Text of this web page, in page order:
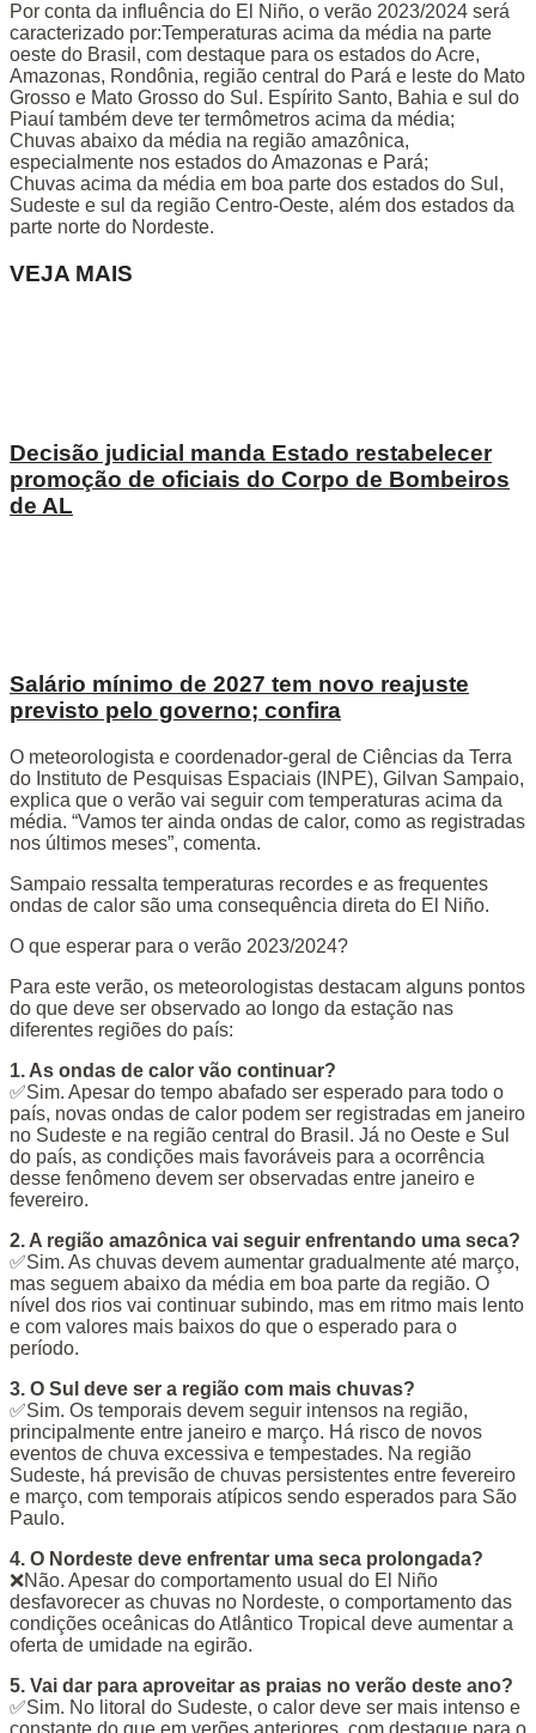
Por conta da influência do El Niño, o verão 2023/2024 será
caracterizado por:Temperaturas acima da média na parte
oeste do Brasil, com destaque para os estados do Acre,
Amazonas, Rondônia, região central do Pará e leste do Mato
Grosso e Mato Grosso do Sul. Espírito Santo, Bahia e sul do
Piauí também deve ter termômetros acima da média;
Chuvas abaixo da média na região amazônica,
especialmente nos estados do Amazonas e Pará;
Chuvas acima da média em boa parte dos estados do Sul,
Sudeste e sul da região Centro-Oeste, além dos estados da
parte norte do Nordeste.
VEJA MAIS
Decisão judicial manda Estado restabelecer
promoção de oficiais do Corpo de Bombeiros
de AL
Salário mínimo de 2027 tem novo reajuste
previsto pelo governo; confira
O meteorologista e coordenador-geral de Ciências da Terra
do Instituto de Pesquisas Espaciais (INPE), Gilvan Sampaio,
explica que o verão vai seguir com temperaturas acima da
média. “Vamos ter ainda ondas de calor, como as registradas
nos últimos meses”, comenta.
Sampaio ressalta temperaturas recordes e as frequentes
ondas de calor são uma consequência direta do El Niño.
O que esperar para o verão 2023/2024?
Para este verão, os meteorologistas destacam alguns pontos
do que deve ser observado ao longo da estação nas
diferentes regiões do país:
1. As ondas de calor vão continuar?
✅Sim. Apesar do tempo abafado ser esperado para todo o
país, novas ondas de calor podem ser registradas em janeiro
no Sudeste e na região central do Brasil. Já no Oeste e Sul
do país, as condições mais favoráveis para a ocorrência
desse fenômeno devem ser observadas entre janeiro e
fevereiro.
2. A região amazônica vai seguir enfrentando uma seca?
✅Sim. As chuvas devem aumentar gradualmente até março,
mas seguem abaixo da média em boa parte da região. O
nível dos rios vai continuar subindo, mas em ritmo mais lento
e com valores mais baixos do que o esperado para o
período.
3. O Sul deve ser a região com mais chuvas?
✅Sim. Os temporais devem seguir intensos na região,
principalmente entre janeiro e março. Há risco de novos
eventos de chuva excessiva e tempestades. Na região
Sudeste, há previsão de chuvas persistentes entre fevereiro
e março, com temporais atípicos sendo esperados para São
Paulo.
4. O Nordeste deve enfrentar uma seca prolongada?
❌Não. Apesar do comportamento usual do El Niño
desfavorecer as chuvas no Nordeste, o comportamento das
condições oceânicas do Atlântico Tropical deve aumentar a
oferta de umidade na egirão.
5. Vai dar para aproveitar as praias no verão deste ano?
✅Sim. No litoral do Sudeste, o calor deve ser mais intenso e
constante do que em verões anteriores, com destaque para o